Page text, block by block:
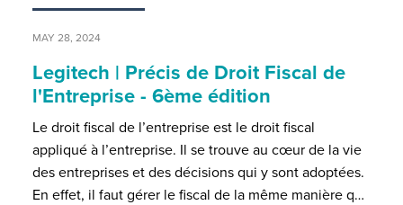
MAY 28, 2024
Legitech | Précis de Droit Fiscal de
l'Entreprise - 6ème édition
Le droit fiscal de l’entreprise est le droit fiscal
appliqué à l’entreprise. Il se trouve au cœur de la vie
des entreprises et des décisions qui y sont adoptées.
En effet, il faut gérer le fiscal de la même manière q…